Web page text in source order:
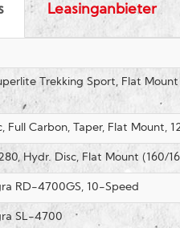
Leasinganbieter
Trekking Sport, Flat
Full Carbon, Taper, Flat Mount,
Hydr. Disc, Flat Mount (160/
RD-4700GS, 10-Speed
SL-4700